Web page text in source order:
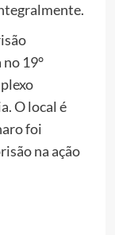
19°
O local é
foi
na ação